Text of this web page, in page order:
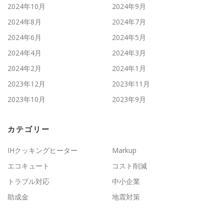
2024年10月
2024年9月
2024年8月
2024年7月
2024年6月
2024年5月
2024年4月
2024年3月
2024年2月
2024年1月
2023年12月
2023年11月
2023年10月
2023年9月
カテゴリー
IHクッキングヒーター
Markup
エコキュート
コスト削減
トラブル対応
中小企業
助成金
地震対策